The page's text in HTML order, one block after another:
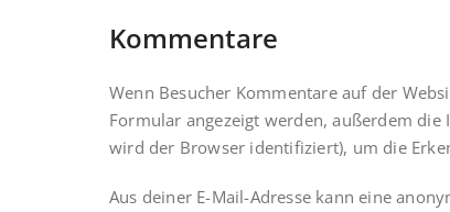
Kommentare
Wenn Besucher Kommentare auf der
Formular angezeigt werden, außerdem die
wird der Browser identifiziert), um die
Aus deiner E-Mail-Adresse kann eine